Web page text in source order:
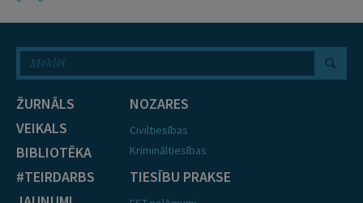
ŽURNĀLS
VEIKALS
BIBLIOTĒKA
#TEIRDARBS
NOZARES
Civiltiesības
Krimināltiesības
TIESĪBU PRAKSE